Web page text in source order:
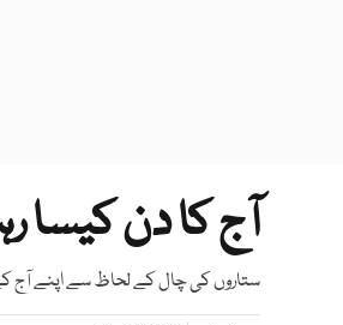
آج کا دن کیسا
ستاروں کی چال کے لحاظ سے اپنے آج